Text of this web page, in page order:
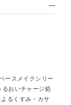
ースメイクシリー
るおいチャージ処
るくすみ・カサ